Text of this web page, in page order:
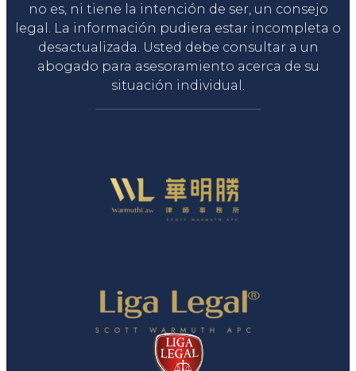
no es, ni tiene la intención de ser, un consejo
legal. La información pudiera estar incompleta o
desactualizada. Usted debe consultar a un
abogado para asesoramiento acerca de su
situación individual.